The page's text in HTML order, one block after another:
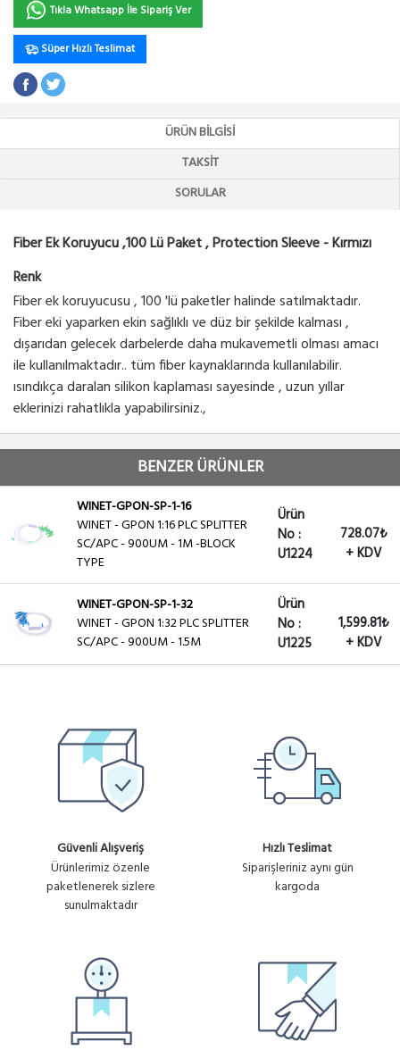
Tıkla Whatsapp İle Sipariş Ver
Süper Hızlı Teslimat
ÜRÜN BILGISI
TAKSIT
SORULAR
Fiber Ek Koruyucu ,100 Lü Paket , Protection Sleeve - Kırmızı
Renk
Fiber ek koruyucusu , 100 'lü paketler halinde satılmaktadır.
Fiber eki yaparken ekin sağlıklı ve düz bir şekilde kalması ,
dışarıdan gelecek darbelerde daha mukavemetli olması amacı
ile kullanılmaktadır.. tüm fiber kaynaklarında kullanılabilir.
ısındıkça daralan silikon kaplaması sayesinde , uzun yıllar
eklerinizi rahatlıkla yapabilirsiniz.,
BENZER ÜRÜNLER
WINET-GPON-SP-1-16
WINET - GPON 1:16 PLC SPLITTER
SC/APC - 900UM - 1M -BLOCK
TYPE
Ürün
No :
U1224
728.07₺
+ KDV
WINET-GPON-SP-1-32
WINET - GPON 1:32 PLC SPLITTER
SC/APC - 900UM - 1.5M
Ürün
No :
U1225
1,599.81₺
+ KDV
Güvenli Alışveriş
Ürünlerimiz özenle
paketlenerek sizlere
sunulmaktadır
Hızlı Teslimat
Siparişleriniz aynı gün
kargoda